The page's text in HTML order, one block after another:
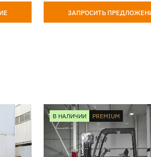
ЗАПРОСИТЬ
В НАЛИЧИИ PREMIUM